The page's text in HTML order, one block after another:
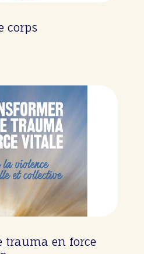
corps
trauma en force